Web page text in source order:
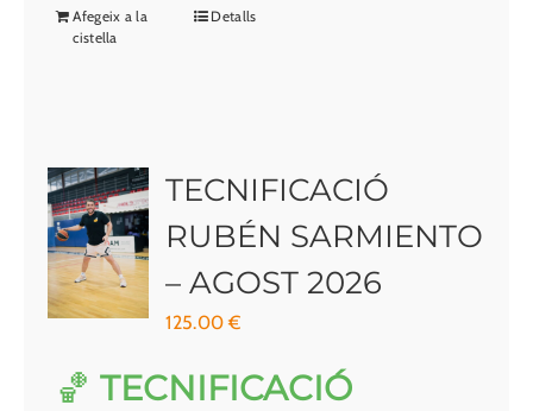
Afegeix a la
cistella
Detalls
TECNIFICACIÓ
RUBÉN SARMIENTO
– AGOST 2026
125.00€
🏀TECNIFICACIÓ